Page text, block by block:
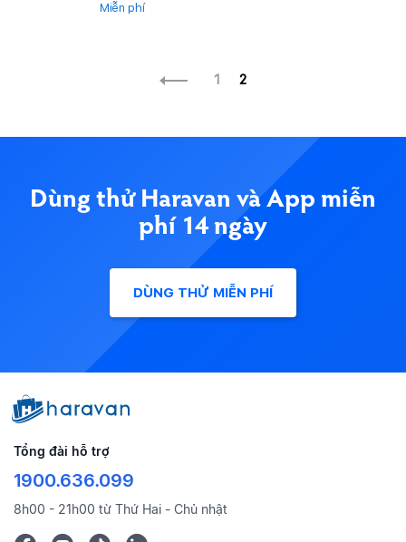
Miễn phí
1 2
Dùng thử Haravan và App miễn
phí 14 ngày
DÙNG THỬ MIỄN PHÍ
Tổng đài hỗ trợ
1900.636.099
8h00 - 21h00 từ Thứ Hai - Chủ nhật